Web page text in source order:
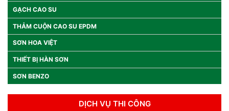
GẠCH CAO SU
THẢM CUỘN CAO SU EPDM
SƠN HOA VIỆT
THIẾT BỊ HÀN SƠN
SƠN BENZO
DỊCH VỤ THI CÔNG